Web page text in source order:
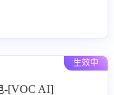
生效中
-[VOC AI]